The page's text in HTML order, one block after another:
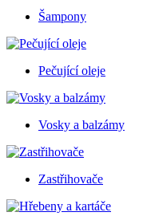
Šampony
Pečující oleje
Vosky a balzámy
Zastřihovače